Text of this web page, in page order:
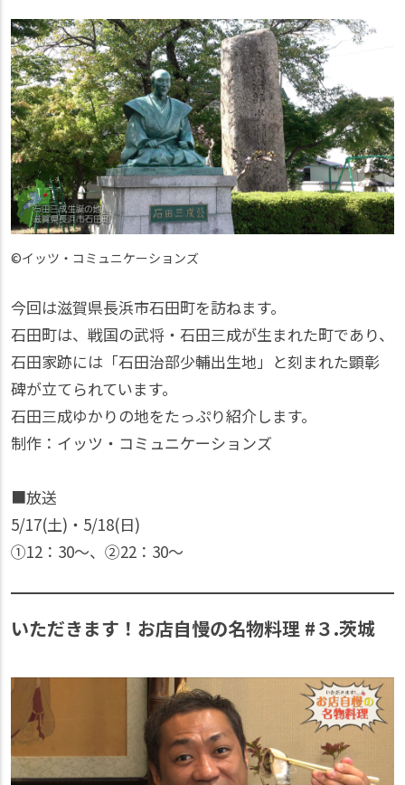
©イッツ・コミュニケーションズ
今回は滋賀県長浜市石田町を訪ねます。
石田町は、戦国の武将・石田三成が生まれた町であり、
石田家跡には「石田治部少輔出生地」と刻まれた顕彰
碑が立てられています。
石田三成ゆかりの地をたっぷり紹介します。
制作：イッツ・コミュニケーションズ
■放送
5/17(土)・5/18(日)
①12：30〜、②22：30〜
いただきます！お店自慢の名物料理 #３.茨城